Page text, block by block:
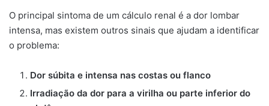
O principal sintoma de um cálculo renal é a dor lombar
intensa, mas existem outros sinais que ajudam a identificar
o problema:
Dor súbita e intensa nas costas ou flanco
Irradiação da dor para a virilha ou parte inferior do